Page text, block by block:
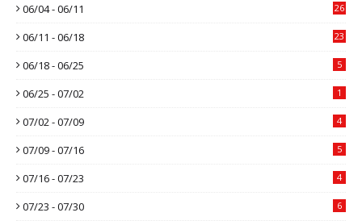
06/04 - 06/11 26
06/11 - 06/18 23
06/18 - 06/25 5
06/25 - 07/02 1
07/02 - 07/09 4
07/09 - 07/16 5
07/16 - 07/23 4
07/23 - 07/30 6